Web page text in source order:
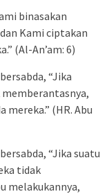
binasakan
Kami ciptakan
(Al-An’am: 6)
“Jika
mereka.” (HR. Abu
“Jika suatu
tidak
melakukannya,